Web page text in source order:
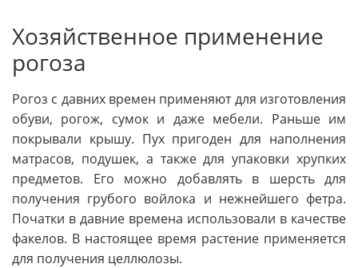
Хозяйственное применение
рогоза
Рогоз с давних времен применяют для изготовления
обуви, рогож, сумок и даже мебели. Раньше им
покрывали крышу. Пух пригоден для наполнения
матрасов, подушек, а также для упаковки хрупких
предметов. Его можно добавлять в шерсть для
получения грубого войлока и нежнейшего фетра.
Початки в давние времена использовали в качестве
факелов. В настоящее время растение применяется
для получения целлюлозы.